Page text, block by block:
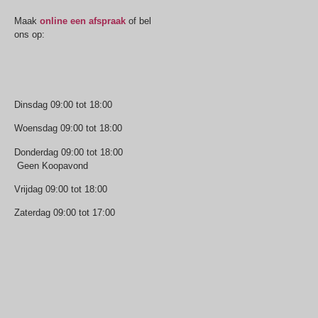
Maak online een afspraak of bel
ons op:
Dinsdag 09:00 tot 18:00
Woensdag 09:00 tot 18:00
Donderdag 09:00 tot 18:00
Geen Koopavond
Vrijdag 09:00 tot 18:00
Zaterdag 09:00 tot 17:00